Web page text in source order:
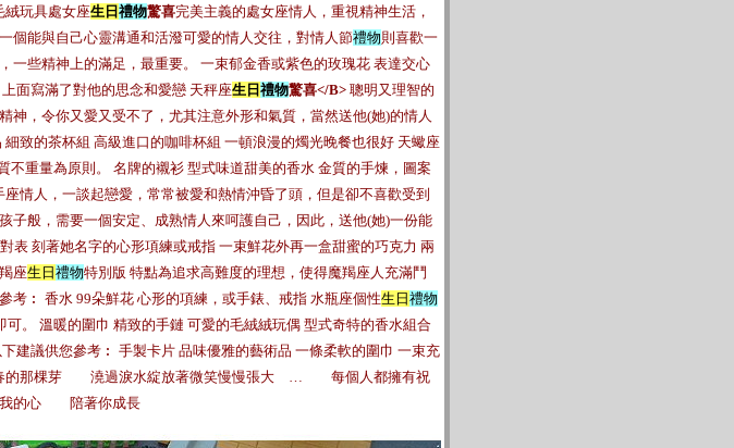
絨玩具處女座生日 禮物驚喜完美主義的處女座情人，重視精神生活，
個能與自己心靈溝通和活潑可愛的情人交往，對情人節禮物則喜歡一
一些精神上的滿足，最重要。 一束郁金香或紫色的玫瑰花 表達交心
面寫滿了對他的思念和愛戀 天秤座生日 禮物驚喜</B> 聰明又理智的
神，令你又愛又受不了，尤其注意外形和氣質，當然送他(她)的情人
致的茶杯組 高級進口的咖啡杯組 一頓浪漫的燭光晚餐也很好 天蠍座
不重量為原則。 名牌的襯衫 型式味道甜美的香水 金質的手煉，圖案
情人，一談起戀愛，常常被愛和熱情沖昏了頭，但是卻不喜歡受到
子般，需要一個安定、成熟情人來呵護自己，因此，送他(她)一份能
表 刻著她名字的心形項練或戒指 一束鮮花外再一盒甜蜜的巧克力 兩
座生日 禮物特別版 特點為追求高難度的理想，使得魔羯座人充滿鬥
考︰ 香水 99朵鮮花 心形的項練，或手錶、戒指 水瓶座個性生日 禮物
可。 溫暖的圍巾 精致的手鏈 可愛的毛絨絨玩偶 型式奇特的香水組合
建議供您參考︰ 手製卡片 品味優雅的藝術品 一條柔軟的圍巾 一束充
的那棵芽 澆過淚水綻放著微笑慢慢張大 … 每個人都擁有祝
我的心 陪著你成長